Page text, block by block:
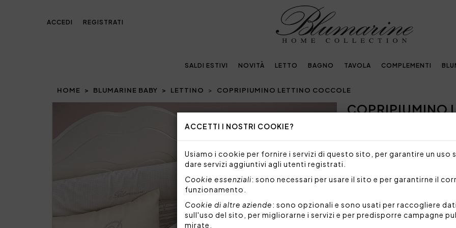
ACCETTI I NOSTRI COOKIE?
Usiamo i cookie per fornire i servizi di questo sito, per garantire un uso
dare servizi aggiuntivi agli utenti registrati.
Cookie essenziali: sono necessari per usare il sito e per garantirne il
funzionamento.
Cookie di altre aziende: sono opzionali e sono usati per raccogliere
sull'uso del sito, per migliorarne i servizi e per predisporre campagne
mirate.
ACCEDI REGISTRATI
SALDI ESTIVI NOVITÀ LETTO BAGNO TAVOLA COMPLEMENTI
HOME BLUMARINE BABY LETTINO COPRIPIUMINO LETTINO COCCOLE
NextCOPRIPIUMINO
Completo copripiumino per
righe e logo Blumarine in
Set 5 pezzi formato da:
paracolpi costruito in
piquet millerighe e
imbottitura 205x45 cm
sacca 120x150 cm
poule e logo in